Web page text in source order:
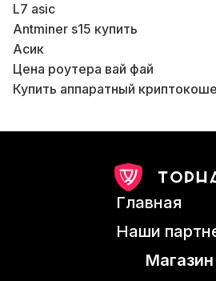
L7 asic
Antminer s15 купить
Асик
Цена роутера вай фай
Купить аппаратный
Asics s17
Кошелек криптовалюта
Купить майнер с9
Asic m31s доходность
Главная
Наши
Магазин